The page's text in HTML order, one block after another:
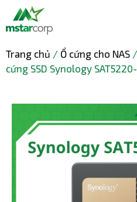
Trang chủ / Ổ cứng cho NAS /
cứng SSD Synology